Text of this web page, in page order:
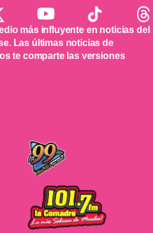
más influyente en noticias del
Las últimas noticias de
te comparte las versiones